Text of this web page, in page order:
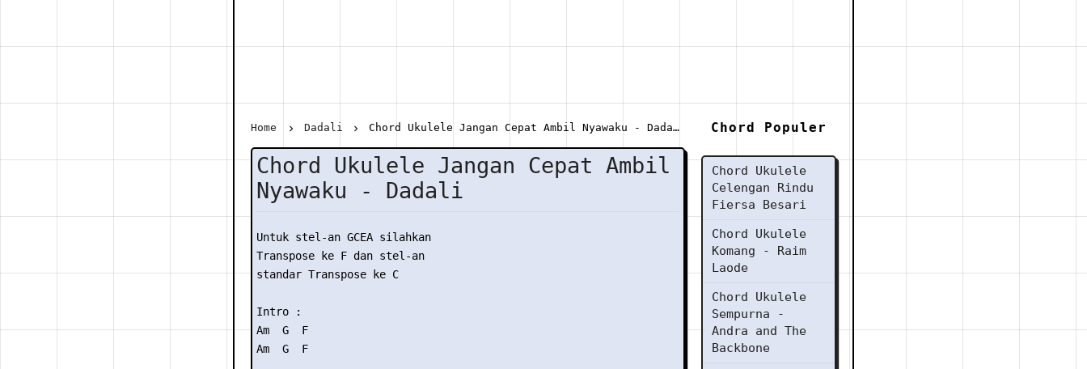
Home Dadali Chord Ukulele Jangan Cepat Ambil Nyawaku - Dadali
Chord Ukulele Jangan Cepat Ambil
Nyawaku - Dadali
Untuk stel-an GCEA silahkan
Transpose ke F dan stel-an
standar Transpose ke C
Intro :
Am  G  F
Am  G  F
Chord Populer
Chord Ukulele
Celengan Rindu
Fiersa Besari
Chord Ukulele
Komang - Raim
Laode
Chord Ukulele
Sempurna -
Andra and The
Backbone